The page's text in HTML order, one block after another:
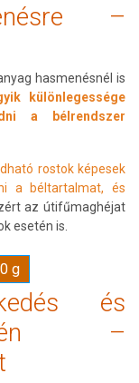
–
hasmenésnél is
különlegessége
a bélrendszer
rostok képesek
a béltartalmat, és
az útifűmaghéjat
esetén is.
g
és
–